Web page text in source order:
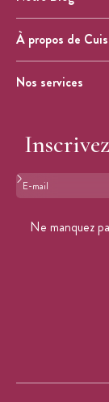
À propos de
Nos services
Format :
Ne manquez